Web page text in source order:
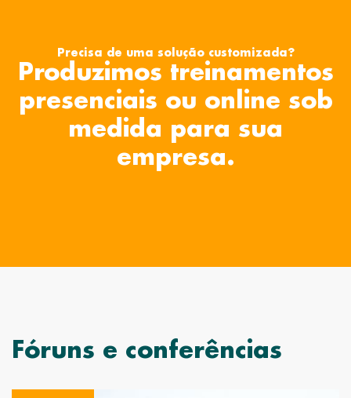
Precisa de uma solução customizada?
Produzimos treinamentos
presenciais ou online sob
medida para sua
empresa.
Fóruns e conferências